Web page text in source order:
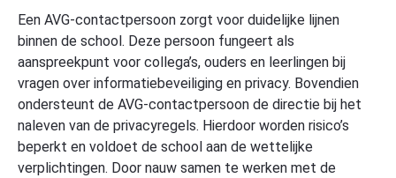
Een AVG-contactpersoon zorgt voor duidelijke lijnen
binnen de school. Deze persoon fungeert als
aanspreekpunt voor collega’s, ouders en leerlingen bij
vragen over informatiebeveiliging en privacy. Bovendien
ondersteunt de AVG-contactpersoon de directie bij het
naleven van de privacyregels. Hierdoor worden risico’s
beperkt en voldoet de school aan de wettelijke
verplichtingen. Door nauw samen te werken met de